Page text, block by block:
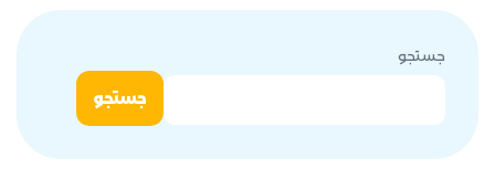
جستجو
جستجو